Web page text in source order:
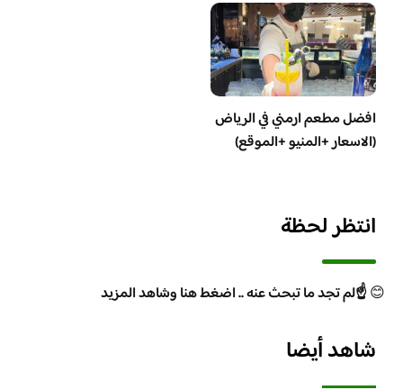
افضل مطعم ارمني في الرياض
(الاسعار +المنيو +الموقع)
انتظر لحظة
😊☝️لم تجد ما تبحث عنه .. اضغط هنا وشاهد المزيد
شاهد أيضا